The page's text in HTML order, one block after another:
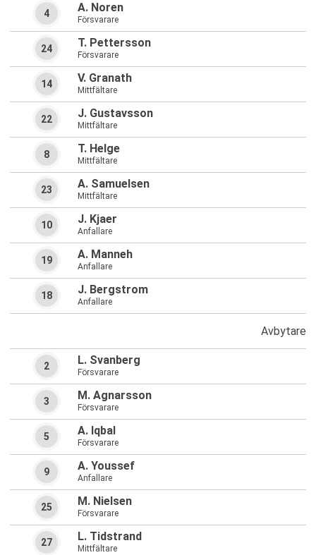
A. Noren
Försvarare
4
T. Pettersson
Försvarare
24
V. Granath
Mittfältare
14
J. Gustavsson
Mittfältare
22
T. Helge
Mittfältare
8
A. Samuelsen
Mittfältare
23
J. Kjaer
Anfallare
10
A. Manneh
Anfallare
19
J. Bergstrom
Anfallare
18
Avbytare
L. Svanberg
Försvarare
2
M. Agnarsson
Försvarare
3
A. Iqbal
Försvarare
5
A. Youssef
Anfallare
9
M. Nielsen
Försvarare
25
L. Tidstrand
Mittfältare
27